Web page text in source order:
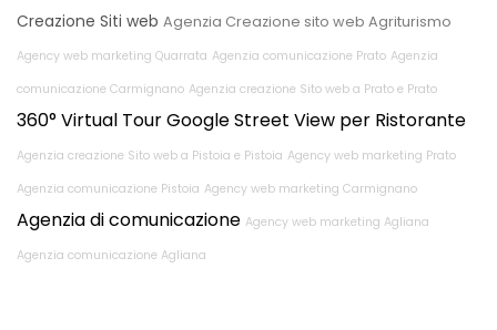
Creazione Siti web Agenzia Creazione sito web Agriturismo
Agency web marketing Quarrata Agenzia comunicazione Prato Agenzia
comunicazione Carmignano Agenzia creazione Sito web a Prato e Prato
360° Virtual Tour Google Street View per Ristorante
Agenzia creazione Sito web a Pistoia e Pistoia Agency web marketing Prato
Agenzia comunicazione Pistoia Agency web marketing Carmignano
Agenzia di comunicazione Agency web marketing Agliana
Agenzia comunicazione Agliana